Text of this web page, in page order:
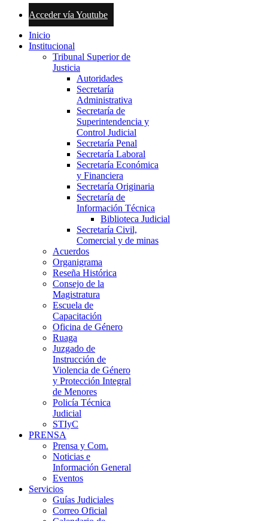
Acceder vía Youtube
Inicio
Institucional
Tribunal Superior de
Justicia
Autoridades
Secretaría
Administrativa
Secretaría de
Superintendencia y
Control Judicial
Secretaría Penal
Secretaría Laboral
Secretaría Económica
y Financiera
Secretaría Originaria
Secretaría de
Información Técnica
Biblioteca Judicial
Secretaría Civil,
Comercial y de minas
Acuerdos
Organigrama
Reseña Histórica
Consejo de la
Magistratura
Escuela de
Capacitación
Oficina de Género
Ruaga
Juzgado de
Instrucción de
Violencia de Género
y Protección Integral
de Menores
Policía Técnica
Judicial
STIyC
PRENSA
Prensa y Com.
Noticias e
Información General
Eventos
Servicios
Guías Judiciales
Correo Oficial